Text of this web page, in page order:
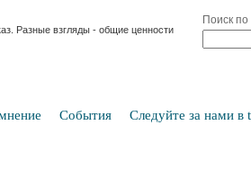
Поиск по
События Следуйте за нами в